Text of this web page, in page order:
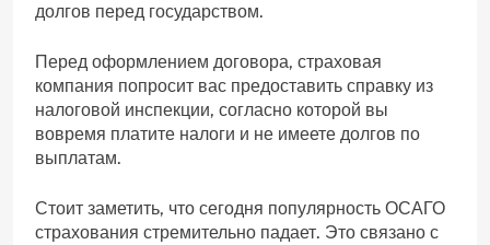
долгов перед государством.
Перед оформлением договора, страховая
компания попросит вас предоставить справку из
налоговой инспекции, согласно которой вы
вовремя платите налоги и не имеете долгов по
выплатам.
Стоит заметить, что сегодня популярность ОСАГО
страхования стремительно падает. Это связано с